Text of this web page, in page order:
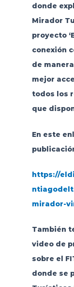
donde
Mirador
proyecto
conexión
de
mejor
todos los
que
En este
https://
mirador-
También
video de
sobre el
donde se